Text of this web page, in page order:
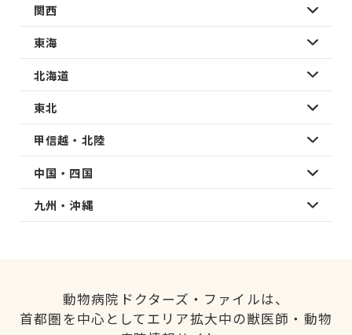
関西
東海
北海道
東北
甲信越・北陸
中国・四国
九州・沖縄
動物病院ドクターズ・ファイルは、
首都圏を中心としてエリア拡大中の獣医師・動物